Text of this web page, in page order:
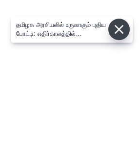
தமிழக அரசியலில் உருவாகும் புதிய
போட்டி: எதிர்காலத்தில்
விஜய்க்கும், தனுசுக்கும்